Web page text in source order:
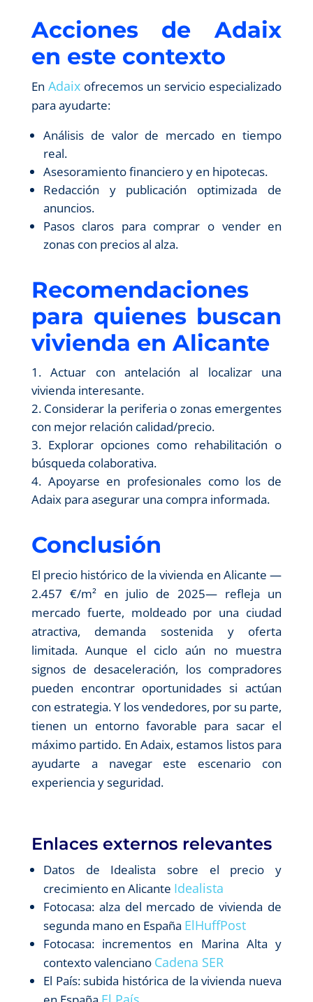
Acciones de Adaix
en este contexto
En Adaixofrecemos un servicio especializado
para ayudarte:
Análisis de valor de mercado en tiempo
real.
Asesoramiento financiero y en hipotecas.
Redacción y publicación optimizada de
anuncios.
Pasos claros para comprar o vender en
zonas con precios al alza.
Recomendaciones
para quienes buscan
vivienda en Alicante
Actuar con antelación al localizar una
vivienda interesante.
Considerar la periferia o zonas emergentes
con mejor relación calidad/precio.
Explorar opciones como rehabilitación o
búsqueda colaborativa.
Apoyarse en profesionales como los de
Adaix para asegurar una compra informada.
Conclusión
El precio histórico de la vivienda en Alicante —
2.457 €/m² en julio de 2025— refleja un
mercado fuerte, moldeado por una ciudad
atractiva, demanda sostenida y oferta
limitada. Aunque el ciclo aún no muestra
signos de desaceleración, los compradores
pueden encontrar oportunidades si actúan
con estrategia. Y los vendedores, por su parte,
tienen un entorno favorable para sacar el
máximo partido. En Adaix, estamos listos para
ayudarte a navegar este escenario con
experiencia y seguridad.
Enlaces externos relevantes
Datos de Idealista sobre el precio y
crecimiento en Alicante Idealista
Fotocasa: alza del mercado de vivienda de
segunda mano en España ElHuffPost
Fotocasa: incrementos en Marina Alta y
contexto valenciano Cadena SER
El País: subida histórica de la vivienda nueva